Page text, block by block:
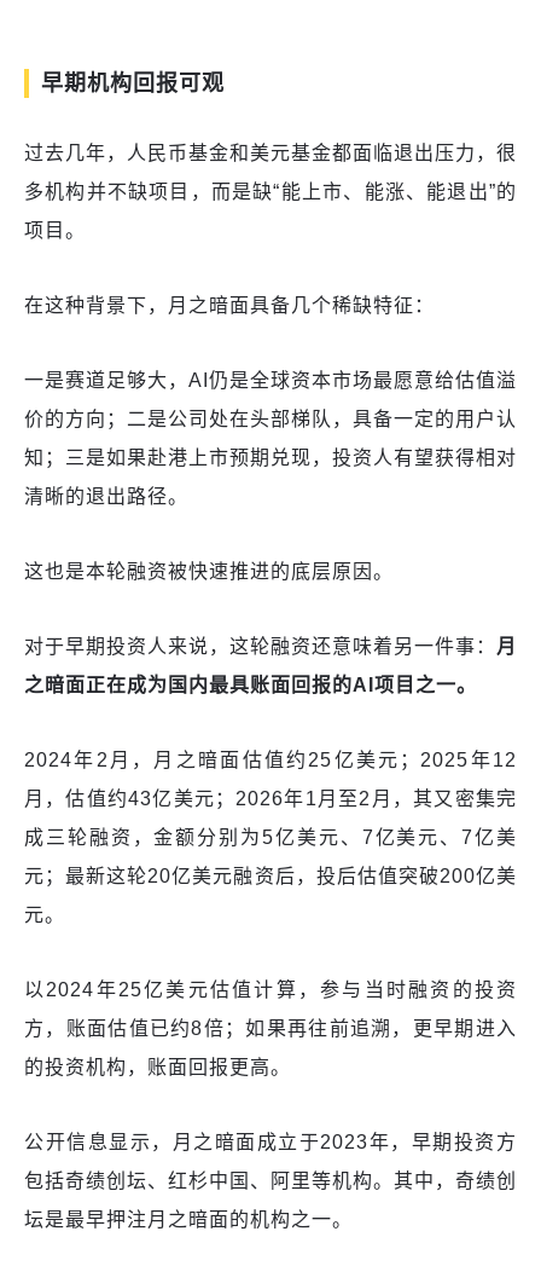
早期机构回报可观
过去几年，人民币基金和美元基金都面临退出压力，很
多机构并不缺项目，而是缺“能上市、能涨、能退出”的
项目。
在这种背景下，月之暗面具备几个稀缺特征：
一是赛道足够大，AI仍是全球资本市场最愿意给估值溢
价的方向；二是公司处在头部梯队，具备一定的用户认
知；三是如果赴港上市预期兑现，投资人有望获得相对
清晰的退出路径。
这也是本轮融资被快速推进的底层原因。
对于早期投资人来说，这轮融资还意味着另一件事：
月
之暗面正在成为国内最具账面回报的AI项目之一。
2024年2月，月之暗面估值约25亿美元；2025年12
月，估值约43亿美元；2026年1月至2月，其又密集完
成三轮融资，金额分别为5亿美元、7亿美元、7亿美
元；最新这轮20亿美元融资后，投后估值突破200亿美
元。
以2024年25亿美元估值计算，参与当时融资的投资
方，账面估值已约8倍；如果再往前追溯，更早期进入
的投资机构，账面回报更高。
公开信息显示，月之暗面成立于2023年，早期投资方
包括奇绩创坛、红杉中国、阿里等机构。其中，奇绩创
坛是最早押注月之暗面的机构之一。